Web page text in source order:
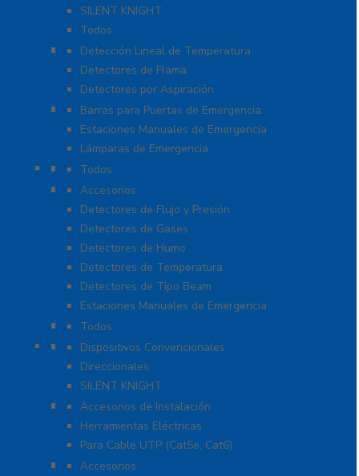
SILENT KNIGHT
Todos
Aplicaciones Especiales
Detección Lineal de Temperatura
Detectores de Flama
Detectores por Aspiración
Sistemas de Emergencia
Barras para Puertas de Emergencia
Estaciones Manuales de Emergencia
Lámparas de Emergencia
Detectores Autónomos
Todos
Dispositivos Convencionales
Accesorios
Detectores de Flujo y Presión
Detectores de Gases
Detectores de Humo
Detectores de Temperatura
Detectores de Tipo Beam
Estaciones Manuales de Emergencia
Extinción de Incendio
Todos
Fuentes de Alimentación
Dispositivos Convencionales
Direccionales
SILENT KNIGHT
Herramientas
Accesorios de Instalación
Herramientas Eléctricas
Para Cable UTP (Cat5e, Cat6)
Notificación y Voceo
Accesorios